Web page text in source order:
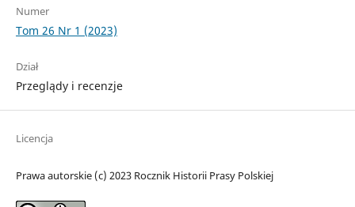
Numer
Tom 26 Nr 1 (2023)
Dział
Przeglądy i recenzje
Licencja
Prawa autorskie (c) 2023 Rocznik Historii Prasy Polskiej